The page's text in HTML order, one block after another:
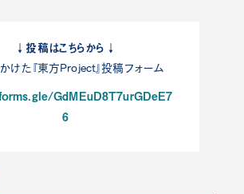
↓投稿はこちらから↓
けた『東方Project』投稿フォーム
GdMEuD8T7urGDeE7
6